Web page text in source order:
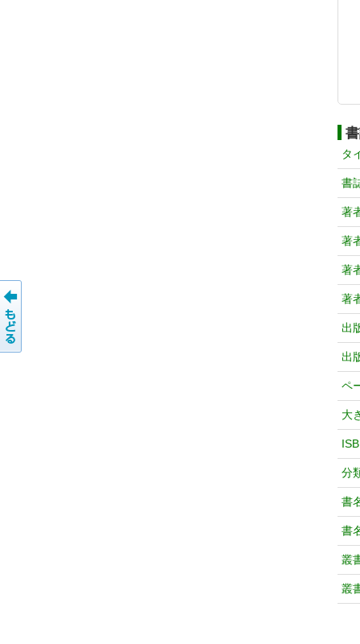
タ
書
著
著
著
著
出
出
ペ
大
分
書
書
叢
叢